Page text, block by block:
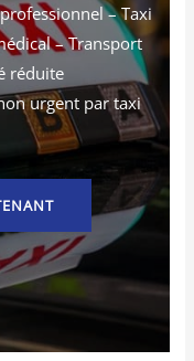
– Taxi
– Transport
réduite
urgent par taxi